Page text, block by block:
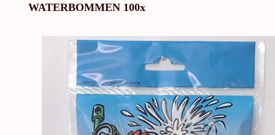
WATERBOMMEN 100x